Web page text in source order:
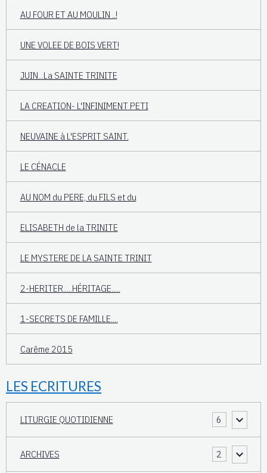
AU FOUR ET AU MOULIN ..!
UNE VOLEE DE BOIS VERT!
JUIN...La SAINTE TRINITE
LA CREATION- L'INFINIMENT PETI
NEUVAINE à L'ESPRIT SAINT.
LE CÉNACLE
AU NOM du PERE, du FILS et du
ELISABETH de la TRINITE
LE MYSTERE DE LA SAINTE TRINIT
2-HERITER.....HÉRITAGE.....
1-SECRETS DE FAMILLE....
Carême 2015
LES ECRITURES
LITURGIE QUOTIDIENNE 6
ARCHIVES 2